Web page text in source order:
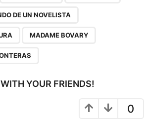
DE UN NOVELISTA
MADAME BOVARY
YOUR FRIENDS!
0